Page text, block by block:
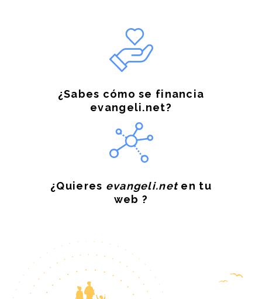
¿Sabes cómo se financia
evangeli.net?
¿Quieres evangeli.neten tu
web ?